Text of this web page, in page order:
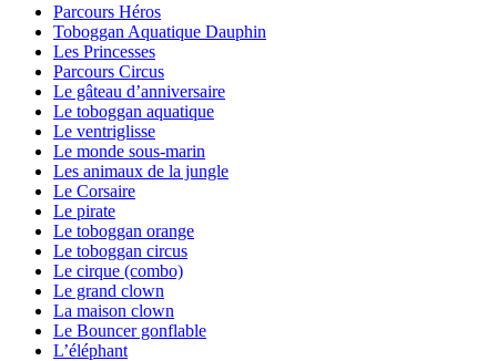
Parcours Héros
Toboggan Aquatique Dauphin
Les Princesses
Parcours Circus
Le gâteau d’anniversaire
Le toboggan aquatique
Le ventriglisse
Le monde sous-marin
Les animaux de la jungle
Le Corsaire
Le pirate
Le toboggan orange
Le toboggan circus
Le cirque (combo)
Le grand clown
La maison clown
Le Bouncer gonflable
L’éléphant